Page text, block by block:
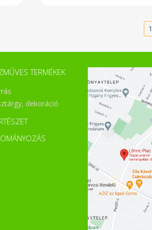
választás az egész családnak!
Nettó tömeg: 500g
száraz, hűvös helyen. Nutri-
zölddel jelölt termékek („A”, „B”)
fontos részei lehetnek az
étrendünknek, amelyeket
gyakrabban vagy nagyobb
mennyiségben kellene
fogyasztanunk. Mi is az a Nutri-
Score? Egy újfajta
tápértékjelölési-rendszer, mely
egy pillanat alatt áttekinthetővé
teszi egy termék helyét az
étrendünkben. Lehetővé teszi,
hogy tudatosan és tudományos
adatok alapján válasszunk az
élelmiszerek közül. A rendszerről
bővebben a
tapertekjeloles.hu/nutri-score
oldalon olvashatsz. Átlagos
tápérték / 100 g Energia: 1468 kJ /
350,6 kcal Zsír: 1,4 g amelyből
telített zsírsavak: 0,8 g Szénhidrát:
1
TERMÉKEK
dekoráció